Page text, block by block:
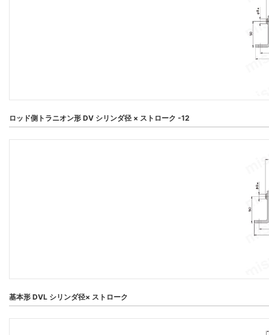
ロッド側トラニオン形 DV シリンダ径 × ストローク -12
基本形 DVL シリンダ径× ストローク